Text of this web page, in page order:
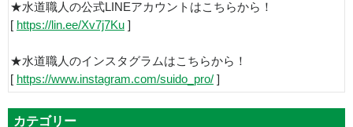
★水道職人の公式LINEアカウントはこちらから！
[ https://lin.ee/Xv7j7Ku ]
★水道職人のインスタグラムはこちらから！
[ https://www.instagram.com/suido_pro/ ]
カテゴリー